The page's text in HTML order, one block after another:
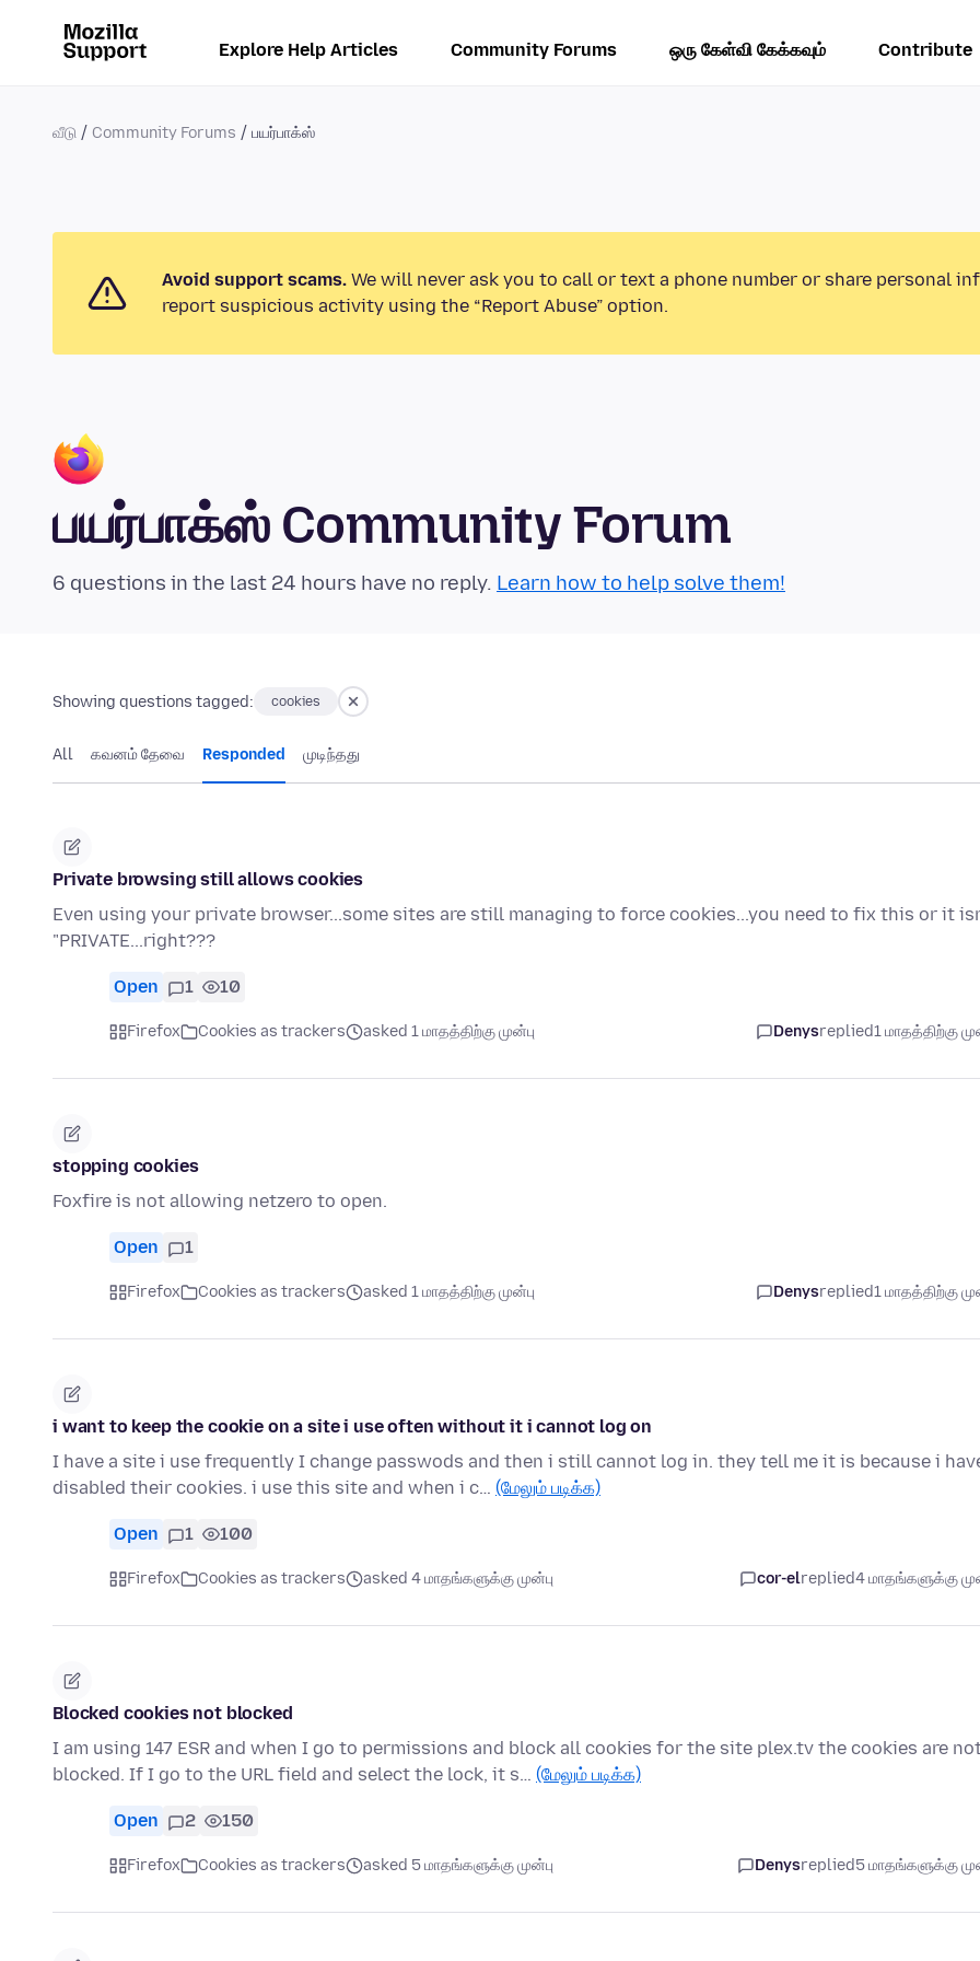
Explore Help Articles Community Forums ஒரு கேள்வி கேக்கவும் Contribute
வீடு Community Forums பயர்பாக்ஸ்
Avoid support scams. We will never ask you to call or text a phone number or share personal
report suspicious activity using the “Report Abuse” option.
பயர்பாக்ஸ் Community Forum
6 questions in the last 24 hours have no reply. Learn how to help solve them!
Showing questions tagged: cookies
All கவனம் தேவை Responded முடிந்தது
Private browsing still allows cookies
Even using your private browser...some sites are still managing to force cookies...you need to fix this or it
"PRIVATE...right???
Open 1 10
Firefox Cookies as trackers asked 1 மாதத்திற்கு முன்பு Denysreplied1 மாதத்திற்கு
stopping cookies
Foxfire is not allowing netzero to open.
Open 1
Firefox Cookies as trackers asked 1 மாதத்திற்கு முன்பு Denysreplied1 மாதத்திற்கு
i want to keep the cookie on a site i use often without it i cannot log on
I have a site i use frequently I change passwods and then i still cannot log in. they tell me it is because i
disabled their cookies. i use this site and when i c… (மேலும் படிக்க)
Open 1 100
Firefox Cookies as trackers asked 4 மாதங்களுக்கு முன்பு cor-elreplied4 மாதங்களுக்கு
Blocked cookies not blocked
I am using 147 ESR and when I go to permissions and block all cookies for the site plex.tv the cookies are
blocked. If I go to the URL field and select the lock, it s… (மேலும் படிக்க)
Open 2 150
Firefox Cookies as trackers asked 5 மாதங்களுக்கு முன்பு Denysreplied5 மாதங்களுக்கு